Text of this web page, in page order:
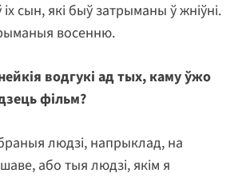
сын, які быў затрыманы ў жніўні.
восенню.
водгукі ад тых, каму ўжо
фільм?
людзі, напрыклад, на
або тыя людзі, якім я